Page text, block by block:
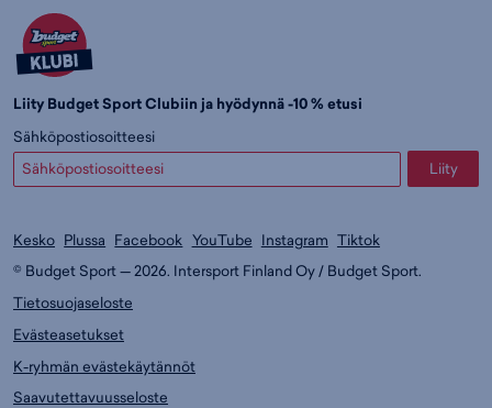
Liity Budget Sport Clubiin ja hyödynnä -10 % etusi
Sähköpostiosoitteesi
Liity
Kesko Plussa Facebook YouTube Instagram Tiktok
© Budget Sport — 2026. Intersport Finland Oy / Budget Sport.
Tietosuojaseloste
Evästeasetukset
K-ryhmän evästekäytännöt
Saavutettavuusseloste